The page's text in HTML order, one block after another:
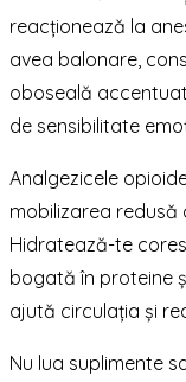
reacționează la
avea balonare,
oboseală
de sensibilitate
Analgezicele
mobilizarea
Hidratează-te
bogată în proteine
ajută circulația și
Nu lua suplimente